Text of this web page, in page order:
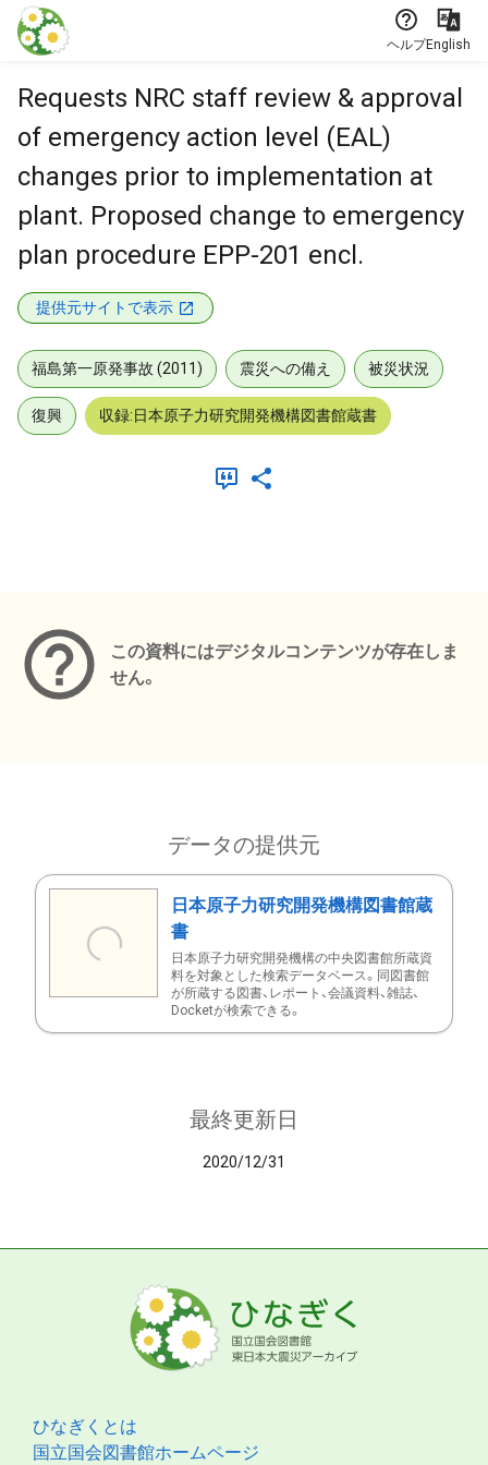
本文に飛ぶ
ヘルプEnglish
Requests NRC staff review & approval
of emergency action level (EAL)
changes prior to implementation at
plant. Proposed change to emergency
plan procedure EPP-201 encl.
提供元サイトで表示
福島第一原発事故 (2011) 震災への備え 被災状況
復興 収録:日本原子力研究開発機構図書館蔵書
この資料にはデジタルコンテンツが存在しま
せん。
データの提供元
日本原子力研究開発機構図書館蔵
書
日本原子力研究開発機構の中央図書館所蔵資
料を対象とした検索データベース。同図書館
が所蔵する図書、レポート、会議資料、雑誌、
Docketが検索できる。
最終更新日
2020/12/31
ひなぎくとは
国立国会図書館ホームページ